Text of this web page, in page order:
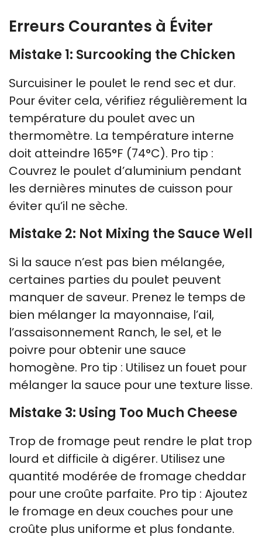
Erreurs Courantes à Éviter
Mistake 1: Surcooking the Chicken
Surcuisiner le poulet le rend sec et dur.
Pour éviter cela, vérifiez régulièrement la
température du poulet avec un
thermomètre. La température interne
doit atteindre 165°F (74°C). Pro tip :
Couvrez le poulet d’aluminium pendant
les dernières minutes de cuisson pour
éviter qu’il ne sèche.
Mistake 2: Not Mixing the Sauce Well
Si la sauce n’est pas bien mélangée,
certaines parties du poulet peuvent
manquer de saveur. Prenez le temps de
bien mélanger la mayonnaise, l’ail,
l’assaisonnement Ranch, le sel, et le
poivre pour obtenir une sauce
homogène. Pro tip : Utilisez un fouet pour
mélanger la sauce pour une texture lisse.
Mistake 3: Using Too Much Cheese
Trop de fromage peut rendre le plat trop
lourd et difficile à digérer. Utilisez une
quantité modérée de fromage cheddar
pour une croûte parfaite. Pro tip : Ajoutez
le fromage en deux couches pour une
croûte plus uniforme et plus fondante.